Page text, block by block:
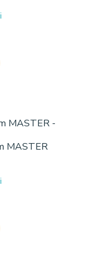
MASTER